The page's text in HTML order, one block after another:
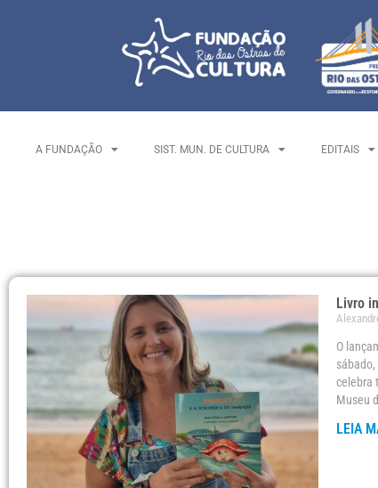
A FUNDAÇÃO SIST. MUN. DE CULTURA EDITAIS
Livro
O
celebra
Museu
LEIA